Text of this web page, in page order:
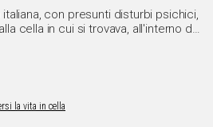
con presunti disturbi psichici,
cella in cui si trovava, all'interno del